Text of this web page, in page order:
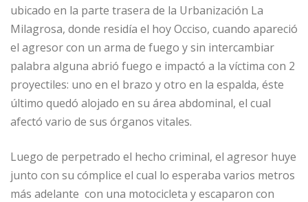
ubicado en la parte trasera de la Urbanización La
Milagrosa, donde residía el hoy Occiso, cuando apareció
el agresor con un arma de fuego y sin intercambiar
palabra alguna abrió fuego e impactó a la víctima con 2
proyectiles: uno en el brazo y otro en la espalda, éste
último quedó alojado en su área abdominal, el cual
afectó vario de sus órganos vitales.
Luego de perpetrado el hecho criminal, el agresor huye
junto con su cómplice el cual lo esperaba varios metros
más adelante con una motocicleta y escaparon con